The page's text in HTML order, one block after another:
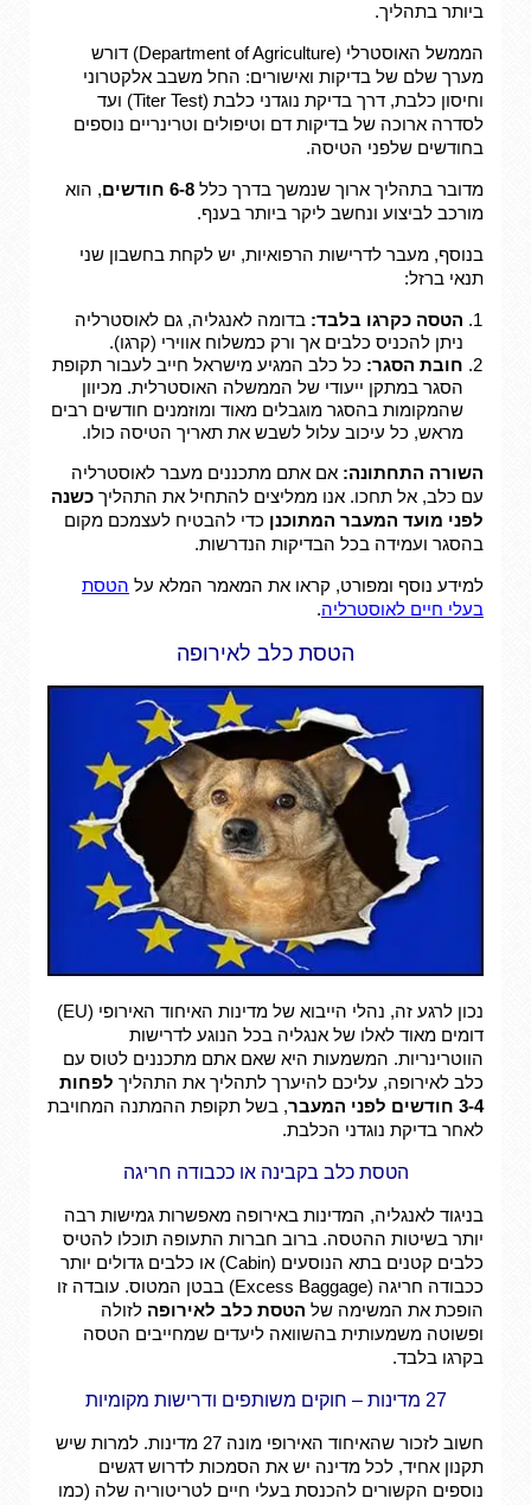
ביותר בתהליך.
הממשל האוסטרלי (Department of Agriculture) דורש
מערך שלם של בדיקות ואישורים: החל משבב אלקטרוני
וחיסון כלבת, דרך בדיקת נוגדני כלבת (Titer Test) ועד
לסדרה ארוכה של בדיקות דם וטיפולים וטרינריים נוספים
בחודשים שלפני הטיסה.
מדובר בתהליך ארוך שנמשך בדרך כלל 6-8 חודשים
, הוא
מורכב לביצוע ונחשב ליקר ביותר בענף.
בנוסף, מעבר לדרישות הרפואיות, יש לקחת בחשבון שני
תנאי ברזל:
הטסה כקרגו בלבד: בדומה לאנגליה, גם לאוסטרליה
ניתן להכניס כלבים אך ורק כמשלוח אווירי (קרגו).
חובת הסגר: כל כלב המגיע מישראל חייב לעבור תקופת
הסגר במתקן ייעודי של הממשלה האוסטרלית. מכיוון
שהמקומות בהסגר מוגבלים מאוד ומוזמנים חודשים רבים
מראש, כל עיכוב עלול לשבש את תאריך הטיסה כולו.
השורה התחתונה: אם אתם מתכננים מעבר לאוסטרליה
עם כלב, אל תחכו. אנו ממליצים להתחיל את התהליך כשנה
לפני מועד המעבר המתוכנן כדי להבטיח לעצמכם מקום
בהסגר ועמידה בכל הבדיקות הנדרשות.
למידע נוסף ומפורט, קראו את המאמר המלא על הטסת
בעלי חיים לאוסטרליה.
הטסת כלב לאירופה
נכון לרגע זה, נהלי הייבוא של מדינות האיחוד האירופי (EU)
דומים מאוד לאלו של אנגליה בכל הנוגע לדרישות
הווטרינריות. המשמעות היא שאם אתם מתכננים לטוס עם
כלב לאירופה, עליכם להיערך לתהליך את התהליך לפחות
3-4 חודשים לפני המעבר
, בשל תקופת ההמתנה המחויבת
לאחר בדיקת נוגדני הכלבת.
הטסת כלב בקבינה או ככבודה חריגה
בניגוד לאנגליה, המדינות באירופה מאפשרות גמישות רבה
יותר בשיטות ההטסה. ברוב חברות התעופה תוכלו להטיס
כלבים קטנים בתא הנוסעים (Cabin) או כלבים גדולים יותר
ככבודה חריגה (Excess Baggage) בבטן המטוס. עובדה זו
הופכת את המשימה של הטסת כלב לאירופה לזולה
ופשוטה משמעותית בהשוואה ליעדים שמחייבים הטסה
בקרגו בלבד.
27 מדינות – חוקים משותפים ודרישות מקומיות
חשוב לזכור שהאיחוד האירופי מונה 27 מדינות. למרות שיש
תקנון אחיד, לכל מדינה יש את הסמכות לדרוש דגשים
נוספים הקשורים להכנסת בעלי חיים לטריטוריה שלה (כמו